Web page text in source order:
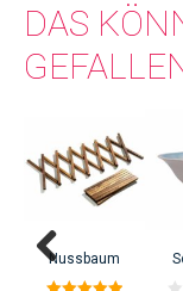
DAS
Nussbaum